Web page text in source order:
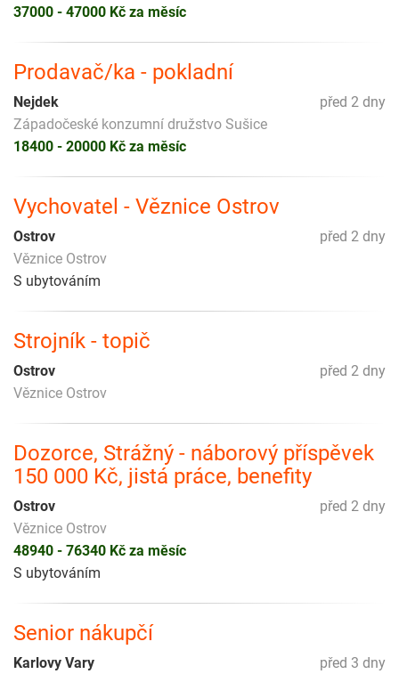
37000 - 47000 Kč za měsíc
Prodavač/ka - pokladní
před 2 dny
Nejdek
Západočeské konzumní družstvo Sušice
18400 - 20000 Kč za měsíc
Vychovatel - Věznice Ostrov
před 2 dny
Ostrov
Věznice Ostrov
S ubytováním
Strojník - topič
před 2 dny
Ostrov
Věznice Ostrov
Dozorce, Strážný - náborový příspěvek
150 000 Kč, jistá práce, benefity
před 2 dny
Ostrov
Věznice Ostrov
48940 - 76340 Kč za měsíc
S ubytováním
Senior nákupčí
před 3 dny
Karlovy Vary